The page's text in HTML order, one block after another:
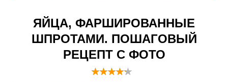
ЯЙЦА, ФАРШИРОВАННЫЕ
ШПРОТАМИ. ПОШАГОВЫЙ
РЕЦЕПТ С ФОТО